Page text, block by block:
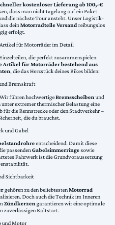
kostenloser Lieferung ab 100,-€
dass man nicht tagelang auf ein Paket
die nächste Tour ansteht. Unser Logistik-
deinMotorradteile Versand reibungslos
erfolgt.
für Motorräder im Detail
die perfekt zusammenspielen
Artikel für Motorräder bestehend aus
, die das Herzstück deines Bikes bilden:
Bremskraft
führen hochwertigeBremsscheiben und
unter extremer thermischer Belastung eine
die Rennstrecke oder den Stadtverkehr –
die du brauchst.
und Gabel
entscheidend. Damit diese
passendenGabelsimmerringesowie
Fahrwerk ist die Grundvoraussetzung
Sichtbarkeit
gehören zu den beliebtestenMotorrad
Doch auch die Technik im Inneren
Zündkerzen garantieren wir eine optimale
zuverlässigen Kaltstart.
und Motor